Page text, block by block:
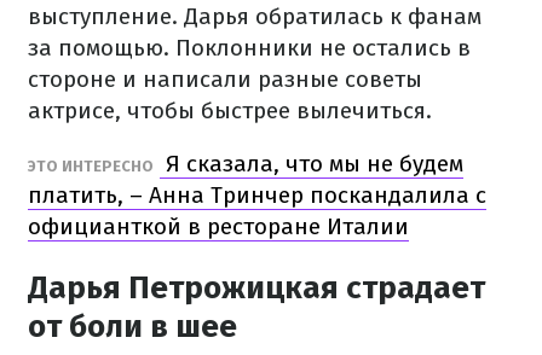
выступление. Дарья обратилась к фанам
за помощью. Поклонники не остались в
стороне и написали разные советы
актрисе, чтобы быстрее вылечиться.
ЭТО ИНТЕРЕСНО
Я сказала, что мы не будем
платить, – Анна Тринчер поскандалила с
официанткой в ресторане Италии
Дарья Петрожицкая страдает
от боли в шее